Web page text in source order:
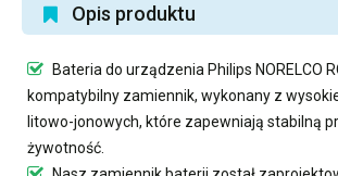
Opis produktu
Bateria do urządzenia Philips NORELCO
kompatybilny zamiennik, wykonany z
litowo-jonowych, które zapewniają stabilną
żywotność.